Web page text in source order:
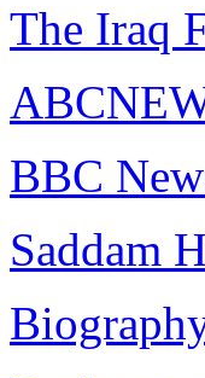
The Iraq
BBC
Saddam